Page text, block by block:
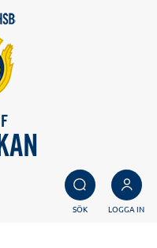
SÖK LOGGA IN